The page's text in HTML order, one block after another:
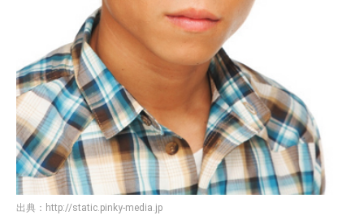
出典： http://static.pinky-media.jp